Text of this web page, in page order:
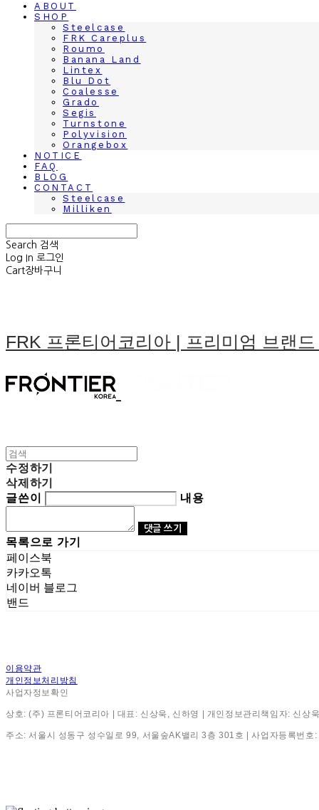
ABOUT
SHOP
Steelcase
FRK Careplus
Roumo
Banana Land
Lintex
Blu Dot
Coalesse
Grado
Segis
Turnstone
Polyvision
Orangebox
NOTICE
FAQ
BLOG
CONTACT
Steelcase
Milliken
Search 검색
Log In 로그인
Cart장바구니
FRK 프론티어코리아 | 프리미엄 브랜
수정하기
삭제하기
글쓴이
내용
댓글 쓰기
목록으로 가기
페이스북
카카오톡
네이버 블로그
밴드
이용약관
개인정보처리방침
사업자정보확인
상호: (주) 프론티어코리아 | 대표: 신상욱, 신하영 | 개인정보관리책임자: 신
주소: 서울시 성동구 성수일로 99, 서울숲AK밸리 3층 301호 | 사업자등록번호: